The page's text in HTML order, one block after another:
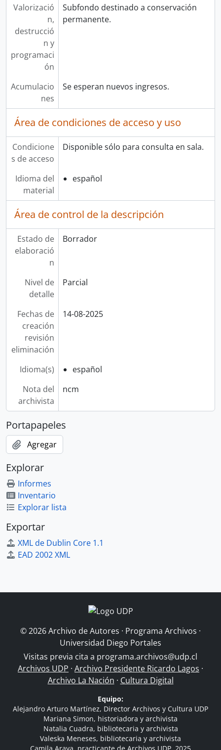
Valorizació
n,
destrucció
n y
programaci
ón
Subfondo destinado a conservación
permanente.
Acumulacio
nes
Se esperan nuevos ingresos.
Área de condiciones de acceso y uso
Condicione
s de acceso
Disponible sólo para consulta en sala.
Idioma del
material
español
Área de control de la descripción
Estado de
elaboració
n
Borrador
Nivel de
detalle
Parcial
Fechas de
creación
revisión
eliminación
14-08-2025
Idioma(s)
español
Nota del
archivista
ncm
Portapapeles
Agregar
Explorar
Informes
Inventario
Explorar lista
Exportar
XML de Dublin Core 1.1
EAD 2002 XML
© 2026 Archivo de Autores · Programa Archivos ·
Universidad Diego Portales
Visitas previa cita a programa.archivos@udp.cl
Archivos UDP · Archivo Presidente Ricardo Lagos ·
Archivo La Nación · Cultura Digital
Equipo:
Alejandro Arturo Martínez, Director Archivos y Cultura UDP
Mariana Simon, historiadora y archivista
Natalia Cuadra, bibliotecaria y archivista
Valeska Meneses, bibliotecaria y archivista